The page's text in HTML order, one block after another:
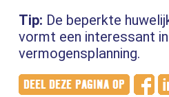
Tip: De beperkte
vormt een interessant
vermogensplanning.